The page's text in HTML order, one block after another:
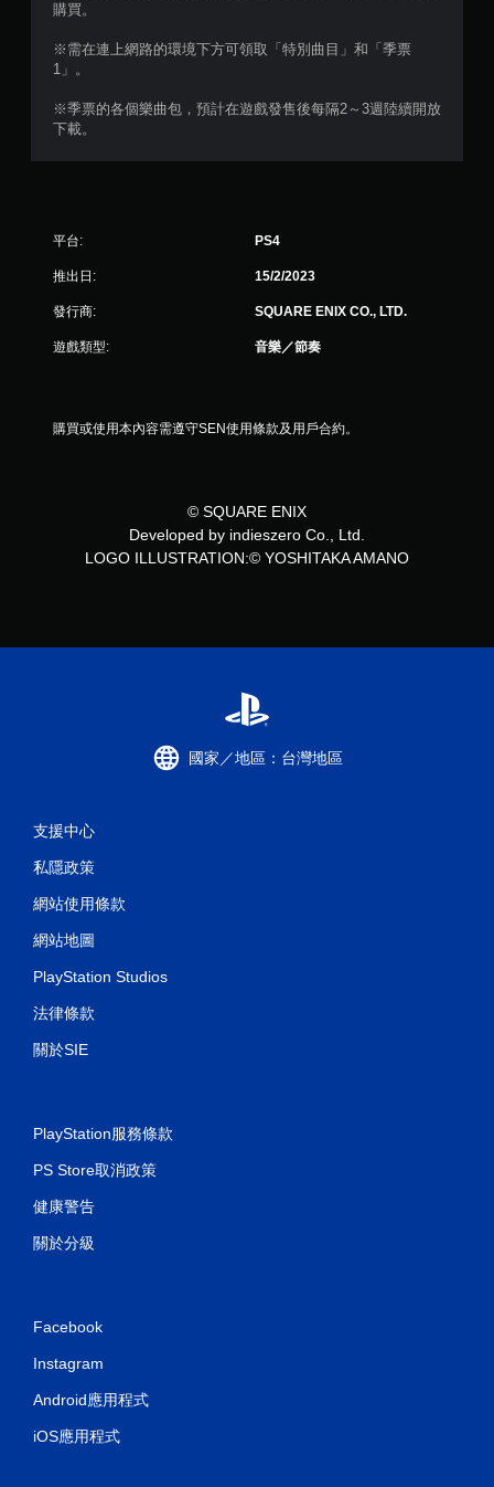
購買。
※需在連上網路的環境下方可領取「特別曲目」和「季票
1」。
※季票的各個樂曲包，預計在遊戲發售後每隔2～3週陸續開放
下載。
平台: PS4
推出日: 15/2/2023
發行商: SQUARE ENIX CO., LTD.
遊戲類型: 音樂／節奏
購買或使用本內容需遵守SEN使用條款及用戶合約。
© SQUARE ENIX
Developed by indieszero Co., Ltd.
LOGO ILLUSTRATION:© YOSHITAKA AMANO
國家／地區：台灣地區
支援中心
私隱政策
網站使用條款
網站地圖
PlayStation Studios
法律條款
關於SIE
PlayStation服務條款
PS Store取消政策
健康警告
關於分級
Facebook
Instagram
Android應用程式
iOS應用程式